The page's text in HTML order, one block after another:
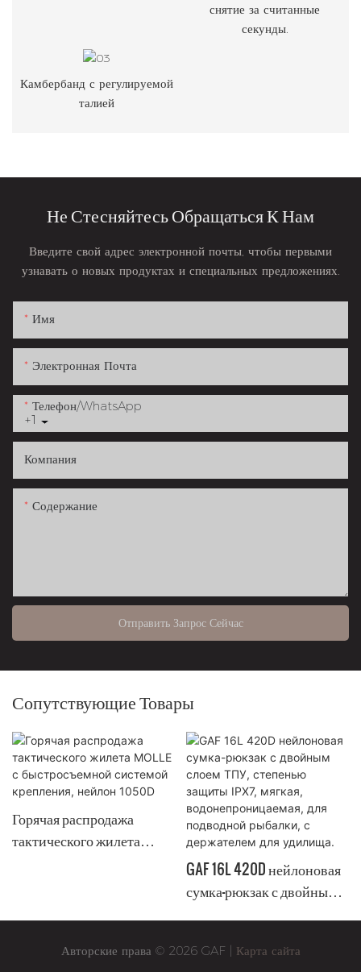
снятие за считанные
секунды.
Камбербанд с регулируемой
талией
Не Стесняйтесь Обращаться К Нам
Введите свой адрес электронной почты, чтобы первыми
узнавать о новых продуктах и ​​специальных предложениях.
Имя
Электронная Почта
+1
Телефон/WhatsApp
Компания
Содержание
Отправить Запрос Сейчас
Сопутствующие Товары
Горячая распродажа
тактического жилета
GAF 16L 420D нейлоновая
сумка-рюкзак с двойным
водонепроницаемая, для
Авторские права © 2026 GAF | Карта сайта